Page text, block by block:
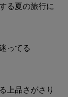
る夏の旅行に
ってる
上品さがさり